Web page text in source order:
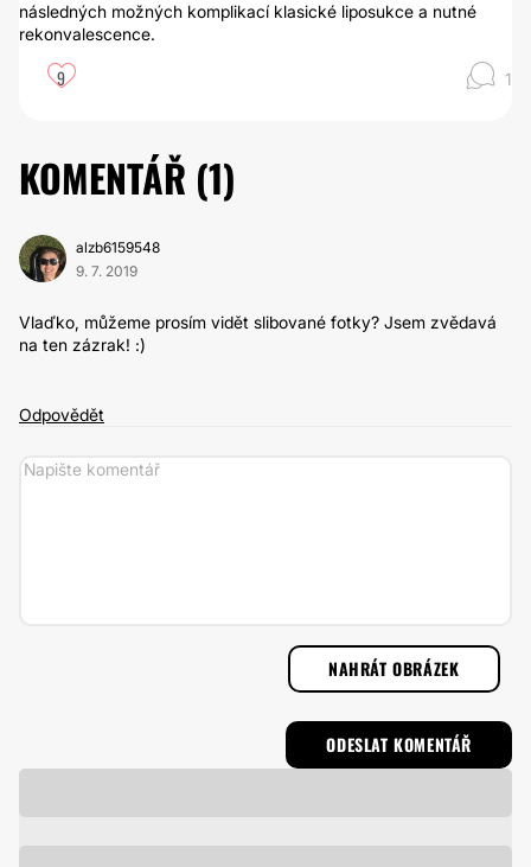
následných možných komplikací klasické liposukce a nutné
rekonvalescence.
9 1
KOMENTÁŘ (1)
alzb6159548
9. 7. 2019
Vlaďko, můžeme prosím vidět slibované fotky? Jsem zvědavá
na ten zázrak! :)
Odpovědět
NAHRÁT OBRÁZEK